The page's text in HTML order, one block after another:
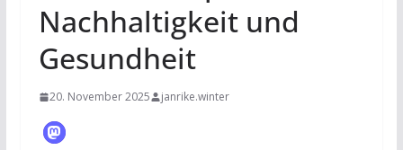
Nachhaltigkeit und
Gesundheit
20. November 2025 janrike.winter